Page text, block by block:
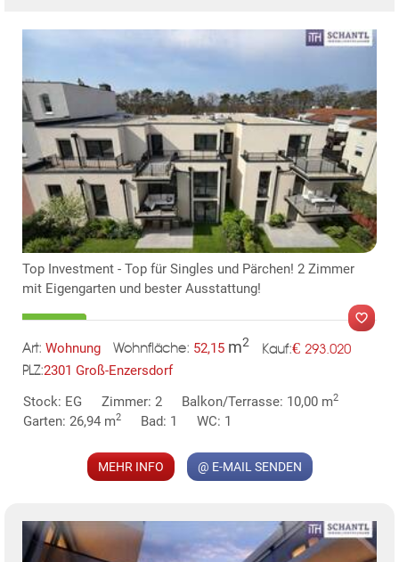
Top Investment - Top für Singles und Pärchen! 2 Zimmer
mit Eigengarten und bester Ausstattung!
Art: Wohnung Wohnfläche: 52,15 m2 Kauf:€ 293.020
PLZ:2301 Groß-Enzersdorf
Stock: EG
Zimmer: 2 Balkon/Terrasse: 10,00 m2
Garten: 26,94 m2 Bad: 1 WC: 1
MEHR INFO @ E-MAIL SENDEN